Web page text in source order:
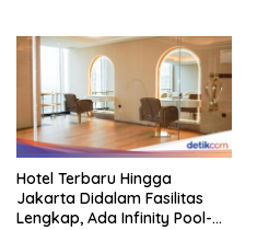
Hotel Terbaru Hingga
Jakarta Didalam Fasilitas
Lengkap, Ada Infinity Pool-